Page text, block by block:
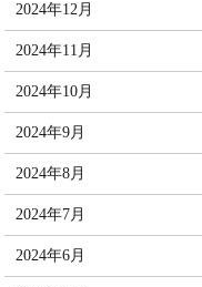
2024年12月
2024年11月
2024年10月
2024年9月
2024年8月
2024年7月
2024年6月